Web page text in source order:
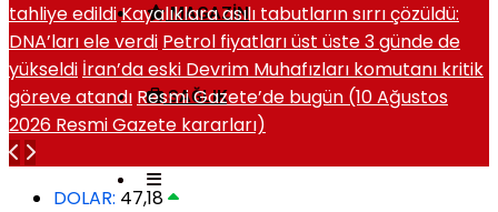
MAGAZIN
SAĞLIK
tahliye edildiKayalıklara asılı tabutların sırrı çözüldü:
DNA’ları ele verdi Petrol fiyatları üst üste 3 günde de
yükseldi İran’da eski Devrim Muhafızları komutanı kritik
göreve atandı Resmi Gazete’de bugün (10 Ağustos
2026 Resmi Gazete kararları)
DOLAR: 47,18